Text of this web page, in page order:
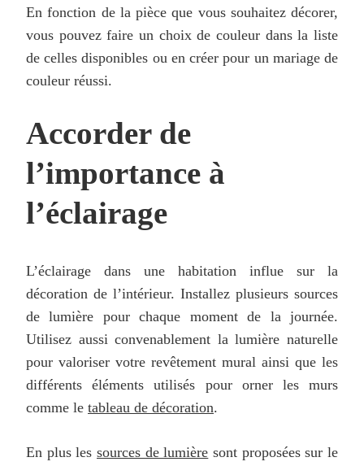
En fonction de la pièce que vous souhaitez décorer,
vous pouvez faire un choix de couleur dans la liste
de celles disponibles ou en créer pour un mariage de
couleur réussi.
Accorder de
l’importance à
l’éclairage
L’éclairage dans une habitation influe sur la
décoration de l’intérieur. Installez plusieurs sources
de lumière pour chaque moment de la journée.
Utilisez aussi convenablement la lumière naturelle
pour valoriser votre revêtement mural ainsi que les
différents éléments utilisés pour orner les murs
comme le tableau de décoration.
En plus les sources de lumière sont proposées sur le